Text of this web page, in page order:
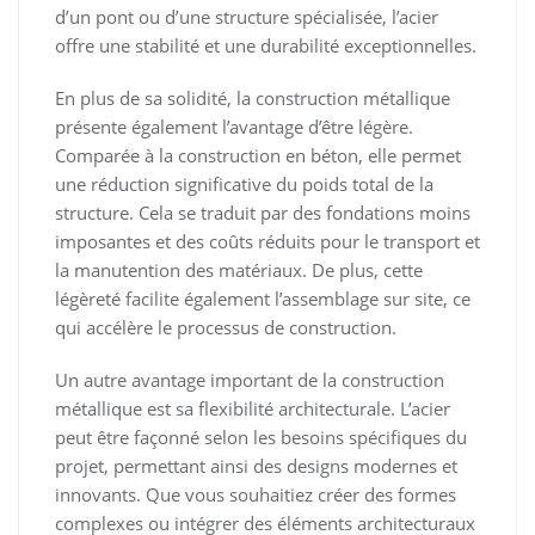
d’un pont ou d’une structure spécialisée, l’acier
offre une stabilité et une durabilité exceptionnelles.
En plus de sa solidité, la construction métallique
présente également l’avantage d’être légère.
Comparée à la construction en béton, elle permet
une réduction significative du poids total de la
structure. Cela se traduit par des fondations moins
imposantes et des coûts réduits pour le transport et
la manutention des matériaux. De plus, cette
légèreté facilite également l’assemblage sur site, ce
qui accélère le processus de construction.
Un autre avantage important de la construction
métallique est sa flexibilité architecturale. L’acier
peut être façonné selon les besoins spécifiques du
projet, permettant ainsi des designs modernes et
innovants. Que vous souhaitiez créer des formes
complexes ou intégrer des éléments architecturaux